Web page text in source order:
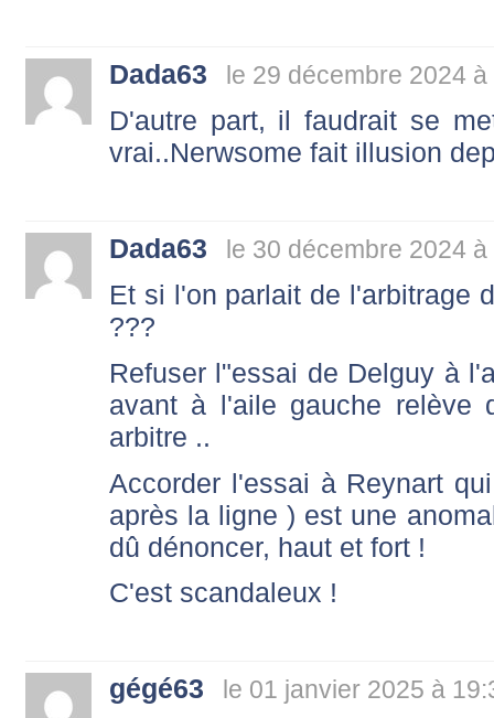
Dada63 le 29 décembre 2024
D'autre part, il faudrait se
vrai..Nerwsome fait illusion
Dada63 le 30 décembre 2024
Et si l'on parlait de l'arbitrage
???
Refuser l"essai de Delguy à
avant à l'aile gauche relève
arbitre ..
Accorder l'essai à Reynart
après la ligne ) est une
dû dénoncer, haut et fort !
C'est scandaleux !
gégé63 le 01 janvier 2025 à